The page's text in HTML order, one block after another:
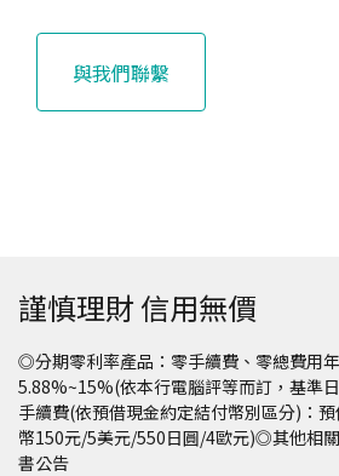
與我們聯繫
謹慎理財 信用無價
◎分期零利率產品：零手續費、零總費用
5.88%~15%(依本行電腦評等而訂，基準
手續費(依預借現金約定結付幣別區分)：
幣150元/5美元/550日圓/4歐元)◎其他相
書公告